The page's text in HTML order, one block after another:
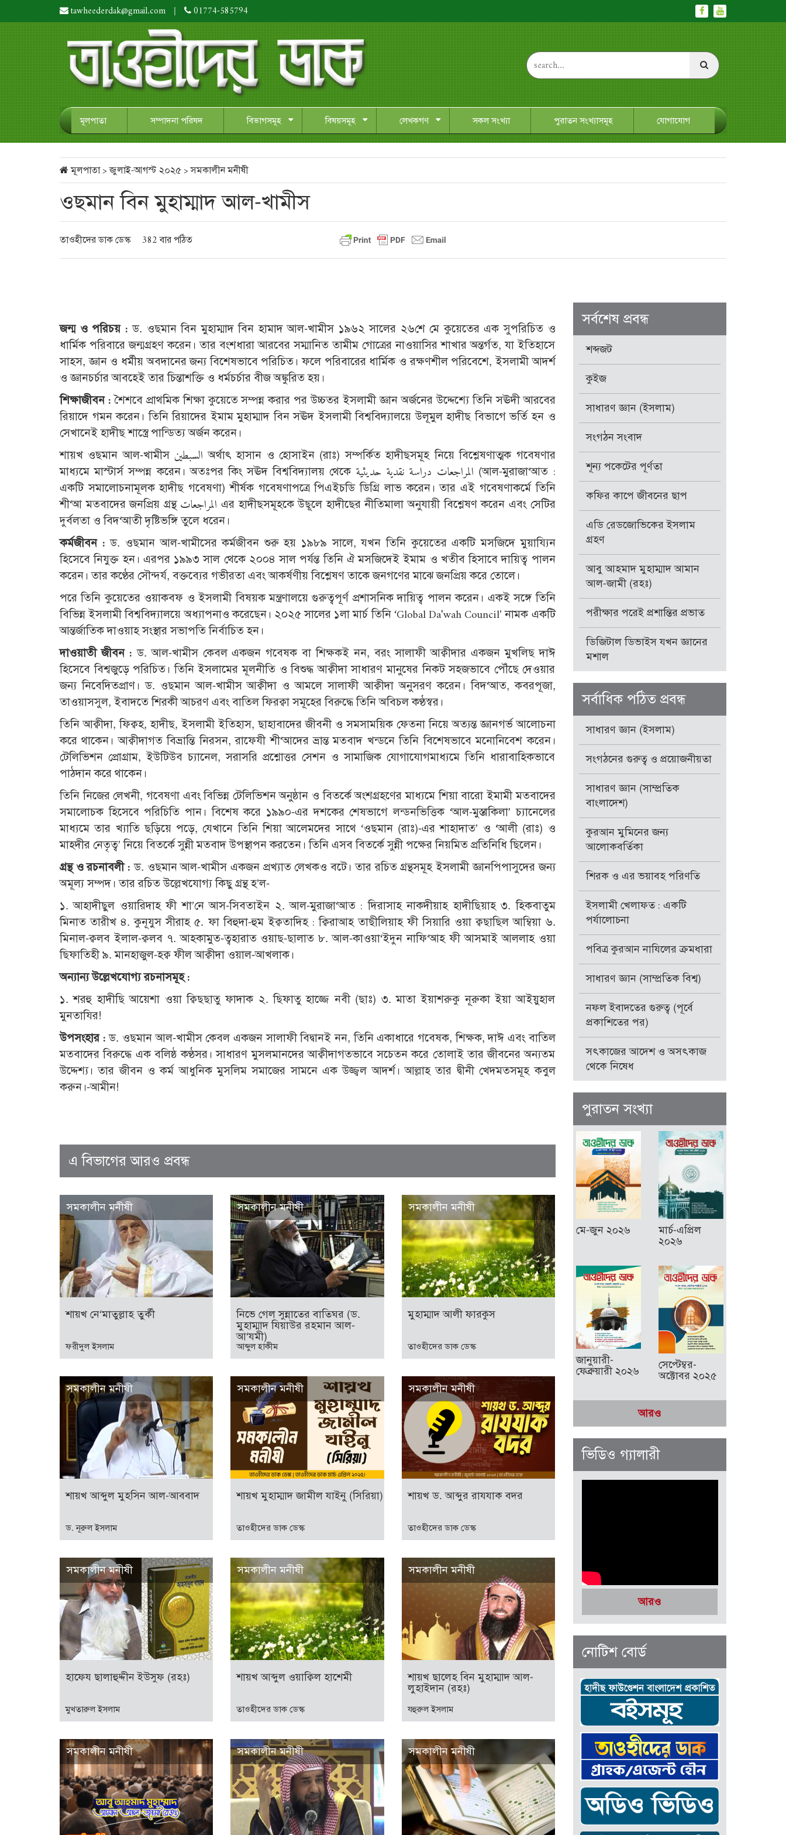
tawheederdak@gmail.com | 01774-585794
মূলপাতা সম্পাদনা পরিষদ বিভাগসমূহ বিষয়সমূহ লেখকগণ সকল সংখ্যা পুরাতন সংখ্যাসমূহ যোগাযোগ
মূলপাতা> জুলাই-আগস্ট ২০২৫ > সমকালীন মনীষী
ওছমান বিন মুহাম্মাদ আল-খামীস
তাওহীদের ডাক ডেস্ক 382 বার পঠিত
জন্ম ও পরিচয় : ড. ওছমান বিন মুহাম্মাদ বিন হামাদ আল-খামীস ১৯৬২ সালের ২৬শে মে কুয়েতের এক সুপরিচিত ও
ধার্মিক পরিবারে জন্মগ্রহণ করেন। তার বংশধারা আরবের সম্মানিত তামীম গোত্রের নাওয়াসির শাখার অন্তর্গত, যা ইতিহাসে
সাহস, জ্ঞান ও ধর্মীয় অবদানের জন্য বিশেষভাবে পরিচিত। ফলে পরিবারের ধার্মিক ও রক্ষণশীল পরিবেশে, ইসলামী আদর্শ
ও জ্ঞানচর্চার আবহেই তার চিন্তাশক্তি ও ধর্মচর্চার বীজ অঙ্কুরিত হয়।
শিক্ষাজীবন :শৈশবে প্রাথমিক শিক্ষা কুয়েতে সম্পন্ন করার পর উচ্চতর ইসলামী জ্ঞান অর্জনের উদ্দেশ্যে তিনি সঊদী আরবের
রিয়াদে গমন করেন। তিনি রিয়াদের ইমাম মুহাম্মাদ বিন সঊদ ইসলামী বিশ্ববিদ্যালয়ে উলূমুল হাদীছ বিভাগে ভর্তি হন ও
সেখানেই হাদীছ শাস্ত্রে পান্ডিত্য অর্জন করেন।
শায়খ ওছমান আল-খামীস السبطين অর্থাৎ হাসান ও হোসাইন (রাঃ) সম্পর্কিত হাদীছসমূহ নিয়ে বিশ্লেষণাত্মক গবেষণার
মাধ্যমে মাস্টার্স সম্পন্ন করেন। অতঃপর কিং সঊদ বিশ্ববিদ্যালয় থেকে المراجعات دراسة نقدية حديثية (আল-মুরাজা‘আত :
একটি সমালোচনামূলক হাদীছ গবেষণা) শীর্ষক গবেষণাপত্রে পিএইচডি ডিগ্রি লাভ করেন। তার এই গবেষণাকর্মে তিনি
শী‘আ মতবাদের জনপ্রিয় গ্রন্থ المراجعات এর হাদীছসমূহকে উছূলে হাদীছের নীতিমালা অনুযায়ী বিশ্লেষণ করেন এবং সেটির
দুর্বলতা ও বিদ‘আতী দৃষ্টিভঙ্গি তুলে ধরেন।
কর্মজীবন : ড. ওছমান আল-খামীসের কর্মজীবন শুরু হয় ১৯৮৯ সালে, যখন তিনি কুয়েতের একটি মসজিদে মুয়ায্যিন
হিসেবে নিযুক্ত হন। এরপর ১৯৯৩ সাল থেকে ২০০৪ সাল পর্যন্ত তিনি ঐ মসজিদেই ইমাম ও খতীব হিসাবে দায়িত্ব পালন
করেন। তার কণ্ঠের সৌন্দর্য, বক্তব্যের গভীরতা এবং আকর্ষণীয় বিশ্লেষণ তাকে জনগণের মাঝে জনপ্রিয় করে তোলে।
পরে তিনি কুয়েতের ওয়াকবফ ও ইসলামী বিষয়ক মন্ত্রণালয়ে গুরুত্বপূর্ণ প্রশাসনিক দায়িত্ব পালন করেন। একই সঙ্গে তিনি
বিভিন্ন ইসলামী বিশ্ববিদ্যালয়ে অধ্যাপনাও করেছেন। ২০২৫ সালের ১লা মার্চ তিনি ‘Global Da'wah Council’ নামক একটি
আন্তর্জাতিক দাওয়াহ সংস্থার সভাপতি নির্বাচিত হন।
দাওয়াতী জীবন : ড. আল-খামীস কেবল একজন গবেষক বা শিক্ষকই নন, বরং সালাফী আক্বীদার একজন মুখলিছ দাঈ
হিসেবে বিশ্বজুড়ে পরিচিত। তিনি ইসলামের মূলনীতি ও বিশুদ্ধ আক্বীদা সাধারণ মানুষের নিকট সহজভাবে পৌঁছে দেওয়ার
জন্য নিবেদিতপ্রাণ। ড. ওছমান আল-খামীস আক্বীদা ও আমলে সালাফী আক্বীদা অনুসরণ করেন। বিদ‘আত, কবরপূজা,
তাওয়াসসুল, ইবাদতে শিরকী আচরণ এবং বাতিল ফিরক্বা সমূহের বিরুদ্ধে তিনি অবিচল কণ্ঠস্বর।
তিনি আক্বীদা, ফিক্বহ, হাদীছ, ইসলামী ইতিহাস, ছাহাবাদের জীবনী ও সমসাময়িক ফেতনা নিয়ে অত্যন্ত জ্ঞানগর্ভ আলোচনা
করে থাকেন। আক্বীদাগত বিভ্রান্তি নিরসন, রাফেযী শী‘আদের ভ্রান্ত মতবাদ খন্ডনে তিনি বিশেষভাবে মনোনিবেশ করেন।
টেলিভিশন প্রোগ্রাম, ইউটিউব চ্যানেল, সরাসরি প্রশ্নোত্তর সেশন ও সামাজিক যোগাযোগমাধ্যমে তিনি ধারাবাহিকভাবে
পাঠদান করে থাকেন।
তিনি নিজের লেখনী, গবেষণা এবং বিভিন্ন টেলিভিশন অনুষ্ঠান ও বিতর্কে অংশগ্রহণের মাধ্যমে শিয়া বারো ইমামী মতবাদের
সমালোচক হিসেবে পরিচিতি পান। বিশেষ করে ১৯৯০-এর দশকের শেষভাগে লন্ডনভিত্তিক ‘আল-মুস্তাকিলা’ চ্যানেলের
মাধ্যমে তার খ্যাতি ছড়িয়ে পড়ে, যেখানে তিনি শিয়া আলেমদের সাথে ‘ওছমান (রাঃ)-এর শাহাদাত’ ও ‘আলী (রাঃ) ও
মাহদীর নেতৃত্ব’ নিয়ে বিতর্কে সুন্নী মতবাদ উপস্থাপন করতেন। তিনি এসব বিতর্কে সুন্নী পক্ষের নিয়মিত প্রতিনিধি ছিলেন।
গ্রন্থ ও রচনাবলী : ড. ওছমান আল-খামীস একজন প্রখ্যাত লেখকও বটে। তার রচিত গ্রন্থসমূহ ইসলামী জ্ঞানপিপাসুদের জন্য
অমূল্য সম্পদ। তার রচিত উল্লেখযোগ্য কিছু গ্রন্থ হ’ল-
১. আহাদীছুল ওয়ারিদাহ ফী শা’নে আস-সিবতাইন ২. আল-মুরাজা‘আত : দিরাসাহ নাকদীয়াহ হাদীছিয়াহ ৩. হিকবাতুম
মিনাত তারীখ ৪. কুনূযুস সীরাহ ৫. ফা বিহুদা-হুম ইক্বতাদিহ : ক্বিরাআহ তাছীলিয়াহ ফী সিয়ারি ওয়া ক্বছাছিল আম্বিয়া ৬.
মিনাল-ক্বলব ইলাল-ক্বলব ৭. আহকামুত-ত্বহারাত ওয়াছ-ছালাত ৮. আল-কাওয়া‘ইদুন নাফি‘আহ ফী আসমাই আললাহ ওয়া
ছিফাতিহী ৯. মানহাজুল-হক্ব ফীল আক্বীদা ওয়াল-আখলাক।
অন্যান্য উল্লেখযোগ্য রচনাসমূহ :
১. শরহু হাদীছি আয়েশা ওয়া ক্বিছছাতু ফাদাক ২. ছিফাতু হাজ্জে নবী (ছাঃ) ৩. মাতা ইয়াশরুকু নূরুকা ইয়া আইয়ুহাল
মুনতাযির!
উপসংহার : ড. ওছমান আল-খামীস কেবল একজন সালাফী বিদ্বানই নন, তিনি একাধারে গবেষক, শিক্ষক, দাঈ এবং বাতিল
মতবাদের বিরুদ্ধে এক বলিষ্ঠ কণ্ঠসর। সাধারণ মুসলমানদের আক্বীদাগতভাবে সচেতন করে তোলাই তার জীবনের অন্যতম
উদ্দেশ্য। তার জীবন ও কর্ম আধুনিক মুসলিম সমাজের সামনে এক উজ্জ্বল আদর্শ। আল্লাহ তার দ্বীনী খেদমতসমূহ কবুল
করুন।-আমীন!
এ বিভাগের আরও প্রবন্ধ
সমকালীন মনীষী
শায়খ নে‘মাতুল্লাহ তুর্কী
ফরীদুল ইসলাম
সমকালীন মনীষী
নিভে গেল সুন্নাতের বাতিঘর (ড.
মুহাম্মাদ যিয়াউর রহমান আল-
আ‘যমী)
আব্দুল হাকীম
সমকালীন মনীষী
মুহাম্মাদ আলী ফারকুস
তাওহীদের ডাক ডেস্ক
সমকালীন মনীষী
শায়খ আব্দুল মুহসিন আল-আববাদ
ড. নূরুল ইসলাম
সমকালীন মনীষী
শায়খ মুহাম্মাদ জামীল যাইনু (সিরিয়া)
তাওহীদের ডাক ডেস্ক
সমকালীন মনীষী
শায়খ ড. আব্দুর রাযযাক বদর
তাওহীদের ডাক ডেস্ক
সমকালীন মনীষী
হাফেয ছালাহুদ্দীন ইউসুফ (রহঃ)
মুখতারুল ইসলাম
সমকালীন মনীষী
শায়খ আব্দুল ওয়াক্বিল হাশেমী
তাওহীদের ডাক ডেস্ক
সমকালীন মনীষী
শায়খ ছালেহ বিন মুহাম্মাদ আল-
লুহাইদান (রহঃ)
যহুরুল ইসলাম
সমকালীন মনীষী সমকালীন মনীষী সমকালীন মনীষী
সর্বশেষ প্রবন্ধ
শব্দজট
কুইজ
সাধারণ জ্ঞান (ইসলাম)
সংগঠন সংবাদ
শূন্য পকেটের পূর্ণতা
কফির কাপে জীবনের ছাপ
এডি রেডজোভিকের ইসলাম
গ্রহণ
আবু আহমাদ মুহাম্মাদ আমান
আল-জামী (রহঃ)
পরীক্ষার পরেই প্রশান্তির প্রভাত
ডিজিটাল ডিভাইস যখন জ্ঞানের
মশাল
সর্বাধিক পঠিত প্রবন্ধ
সাধারণ জ্ঞান (ইসলাম)
সংগঠনের গুরুত্ব ও প্রয়োজনীয়তা
সাধারণ জ্ঞান (সাম্প্রতিক
বাংলাদেশ)
কুরআন মুমিনের জন্য
আলোকবর্তিকা
শিরক ও এর ভয়াবহ পরিণতি
ইসলামী খেলাফত : একটি
পর্যালোচনা
পবিত্র কুরআন নাযিলের ক্রমধারা
সাধারণ জ্ঞান (সাম্প্রতিক বিশ্ব)
নফল ইবাদতের গুরুত্ব (পূর্বে
প্রকাশিতের পর)
সৎকাজের আদেশ ও অসৎকাজ
থেকে নিষেধ
পুরাতন সংখ্যা
মে-জুন ২০২৬
মার্চ-এপ্রিল
২০২৬
জানুয়ারী-
ফেব্রুয়ারী ২০২৬
সেপ্টেম্বর-
অক্টোবর ২০২৫
আরও
ভিডিও গ্যালারী
আরও
নোটিশ বোর্ড